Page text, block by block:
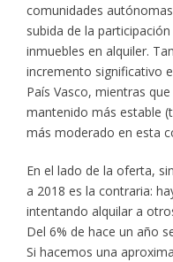
comunidades
subida de la
inmuebles en alquiler.
incremento significativo
País Vasco, mientras
mantenido más estable
más moderado en esta
En el lado de la oferta,
a 2018 es la contraria:
intentando alquilar a
Del 6% de hace un año
Si hacemos una